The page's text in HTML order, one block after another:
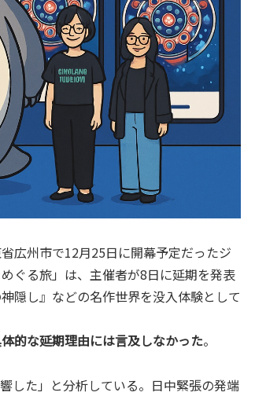
広州市で12月25日に開幕予定だったジ
ぐる旅」は、主催者が8日に延期を発表
隠し』などの名作世界を没入体験として
的な延期理由には言及しなかった。
した」と分析している。日中緊張の発端